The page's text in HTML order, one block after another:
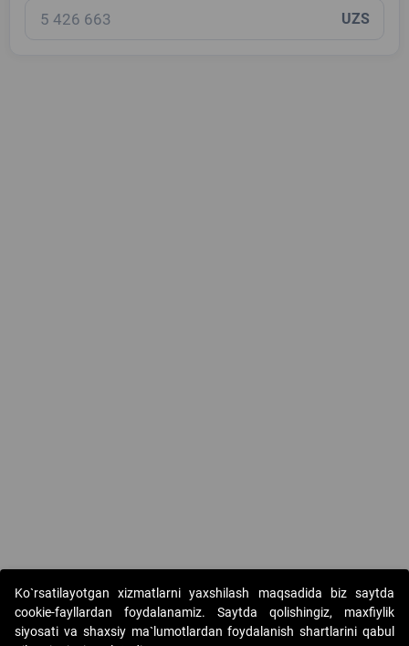
UZS
Ko`rsatilayotgan xizmatlarni yaxshilash maqsadida biz saytda
cookie-fayllardan foydalanamiz. Saytda qolishingiz, maxfiylik
siyosati va shaxsiy ma`lumotlardan foydalanish shartlarini qabul